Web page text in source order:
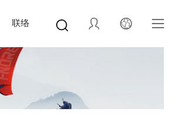
联络